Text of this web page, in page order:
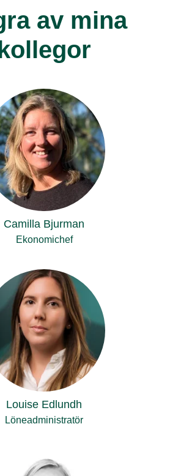
av mina
Camilla Bjurman
Ekonomichef
Louise Edlundh
Löneadministratör